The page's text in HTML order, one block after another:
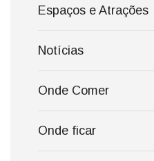
Espaços e Atrações
Notícias
Onde Comer
Onde ficar